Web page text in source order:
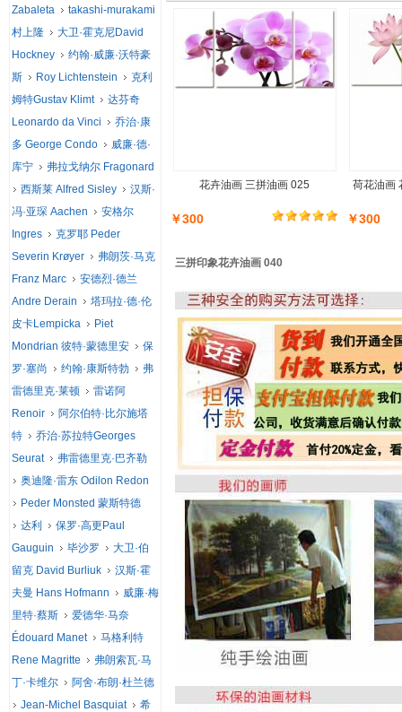
花卉油画 三拼油画 025
￥300
荷花油画
￥300
三拼印象花卉油画 040
Zabaleta
takashi-murakami
村上隆
大卫·霍克尼David
Hockney
约翰·威廉·沃特豪
斯
Roy Lichtenstein
克利
姆特Gustav Klimt
达芬奇
Leonardo da Vinci
乔治·康
多 George Condo
威廉·德·
库宁
弗拉戈纳尔 Fragonard
西斯莱 Alfred Sisley
汉斯·
冯·亚琛 Aachen
安格尔
Ingres
克罗耶 Peder
Severin Krøyer
弗朗茨·马克
Franz Marc
安德烈·德兰
Andre Derain
塔玛拉·德·伦
皮卡Lempicka
Piet
Mondrian 彼特·蒙德里安
保
罗·塞尚
约翰·康斯特勃
弗
雷德里克·莱顿
雷诺阿
Renoir
阿尔伯特·比尔施塔
特
乔治·苏拉特Georges
Seurat
弗雷德里克·巴齐勒
奥迪隆·雷东 Odilon Redon
Peder Monsted 蒙斯特德
达利
保罗·高更Paul
Gauguin
毕沙罗
大卫·伯
留克 David Burliuk
汉斯·霍
夫曼 Hans Hofmann
威廉·梅
里特·蔡斯
爱德华·马奈
Édouard Manet
马格利特
Rene Magritte
弗朗索瓦·马
丁·卡维尔
阿舍·布朗·杜兰德
Jean-Michel Basquiat
希